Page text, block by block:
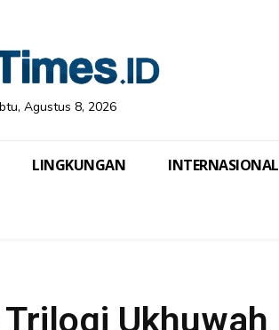
Agustus 8, 2026
LINGKUNGAN INTERNASIONAL
Ukhuwah